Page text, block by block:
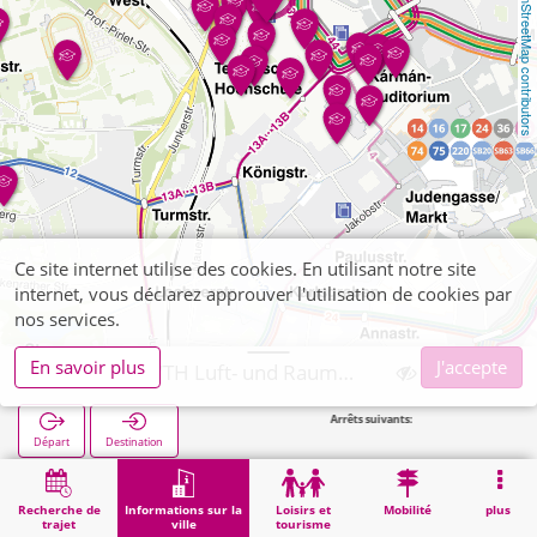
OpenStreetMap contributors
Recherche de
trajet
Informations sur la
ville
Loisirs et
tourisme
Mobilité plus
Départ Destination
Arrêts suivants:
Démarrage Informations sur la ville
Établissements universitaires et écoles supérieures
Aachen, RWTH Luft- und Raumfahrt
Ce site internet utilise des cookies. En utilisant notre site
internet, vous déclarez approuver l'utilisation de cookies par
nos services.
En savoir plus
J'accepte